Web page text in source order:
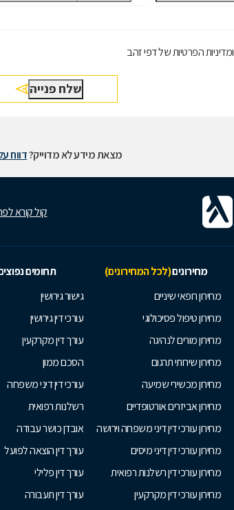
ומדיניות הפרטיותשל דפי זהב
מצאת מידע לא מדוייק?דווח
קול קורא
מחירונים(לכל המחירונים) תחומים
מחירון רופאי שיניים
מחירון טיפול פסיכולוגי
מחירון מורים לנהיגה
מחירון שירותי תרגום
מחירון מכשירי שמיעה
מחירון אביזרים אורטופדיים
מחירון עורכי דין דיני משפחה וירושה
מחירון עורכי דין דיני מיסים
מחירון עורכי דין רשלנות רפואית
מחירון עורכי דין מקרקעין
גישור גירושין
עורכי דין גירושין
עורך דין מקרקעין
הסכם ממון
עורכי דין דיני משפחה
רשלנות רפואית
אובדן כושר עבודה
עורך דין הוצאה לפועל
עורך דין פלילי
עורך דין תעבורה